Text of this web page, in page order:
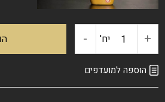
+ כמות
של
יח' -
הוספה למועדפים